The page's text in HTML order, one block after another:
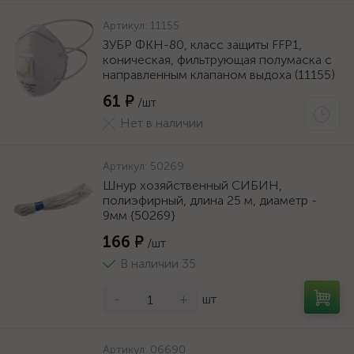
Артикул: 11155
ЗУБР ФКН-80, класс защиты FFP1,
коническая, фильтрующая полумаска с
направленным клапаном выдоха (11155)
61 ₽ /шт
Нет в наличии
Артикул: 50269
Шнур хозяйственный СИБИН,
полиэфирный, длина 25 м, диаметр -
9мм {50269}
166 ₽ /шт
В наличии 35
- + шт
Артикул: 06690